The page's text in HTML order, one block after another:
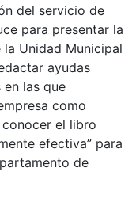
del servicio de
para presentar la
Unidad Municipal
ayudas
en las que
como
el libro
efectiva” para
de